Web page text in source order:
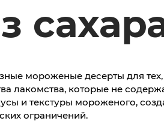
мороженые десерты для тех,
лакомства, которые не
и текстуры мороженого,
ограничений.